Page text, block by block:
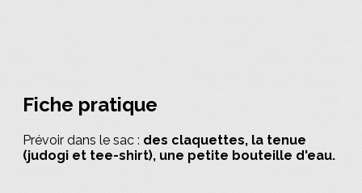
Fiche pratique
Prévoir dans le sac : des claquettes, la tenue
(judogi et tee-shirt), une petite bouteille d'eau.